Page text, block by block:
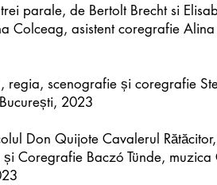
parale, de Bertolt Brecht si
asistent coregrafie Alina
scenografie și coregrafie
2023
Don Quijote Cavalerul
Coregrafie Baczó Tünde,